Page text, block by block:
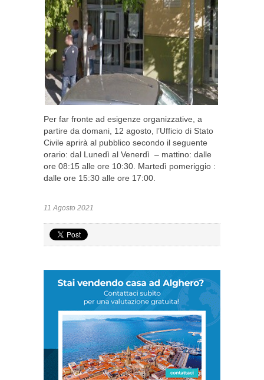
Per far fronte ad esigenze organizzative, a
partire da domani, 12 agosto, l’Ufficio di Stato
Civile aprirà al pubblico secondo il seguente
orario: dal Lunedì al Venerdì – mattino: dalle
ore 08:15 alle ore 10:30. Martedì pomeriggio :
dalle ore 15:30 alle ore 17:00.
11 Agosto 2021